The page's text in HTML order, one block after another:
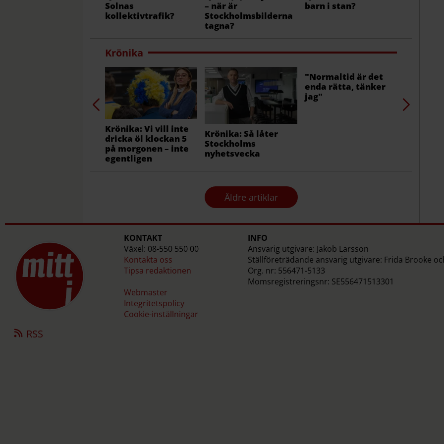
Solnas
kollektivtrafik?
– när är
Stockholmsbilderna
tagna?
barn i stan?
Krönika
Krönika: Vi vill inte
dricka öl klockan 5
på morgonen – inte
egentligen
Krönika: Så låter
Stockholms
nyhetsvecka
"Normaltid är det
enda rätta, tänker
jag"
Äldre artiklar
KONTAKT
Växel: 08-550 550 00
Kontakta oss
Tipsa redaktionen
Webmaster
Integritetspolicy
Cookie-inställningar
INFO
Ansvarig utgivare: Jakob Larsson
Ställföreträdande ansvarig utgivare: Frida Brooke
Org. nr: 556471-5133
Momsregistreringsnr: SE556471513301
RSS